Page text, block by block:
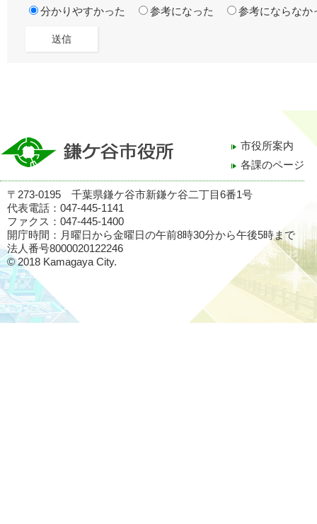
分かりやすかった
参考になった 参考にならなか
市役所案内
各課のページ
〒273-0195 千葉県鎌ケ谷市新鎌ケ谷二丁目6番1号
代表電話：047-445-1141
ファクス：047-445-1400
開庁時間：月曜日から金曜日の午前8時30分から午後5時まで
法人番号8000020122246
© 2018 Kamagaya City.